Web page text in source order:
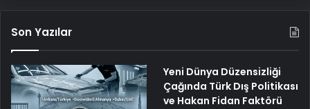
Son Yazılar
Yeni Dünya Düzensizliği
Çağında Türk Dış Politikası
ve Hakan Fidan Faktörü